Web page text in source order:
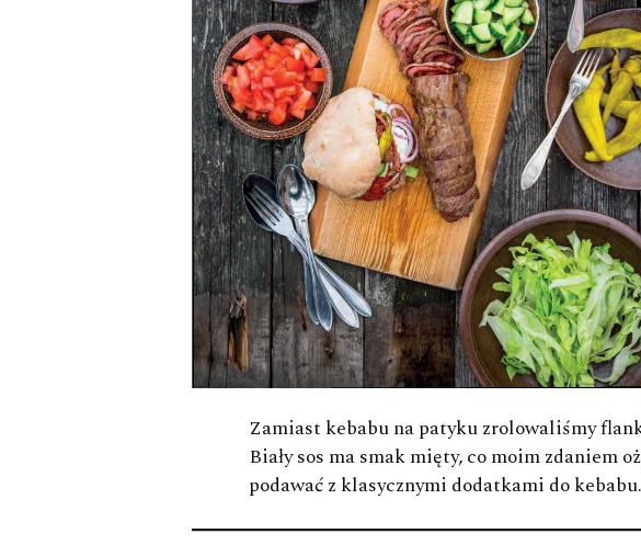
Zamiast kebabu na patyku zrolowaliśmy
Biały sos ma smak mięty, co moim zdaniem
podawać z klasycznymi dodatkami do kebabu.